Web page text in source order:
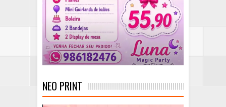
NEO PRINT